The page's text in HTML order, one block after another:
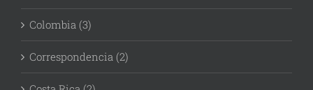
Colombia (3)
Correspondencia (2)